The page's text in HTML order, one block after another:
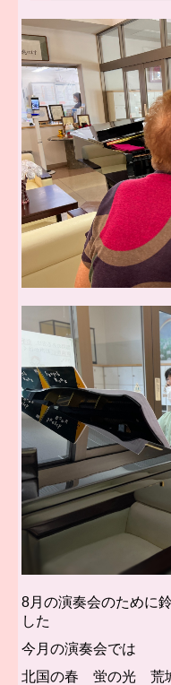
8月の演奏会のために
した
今月の演奏会では
北国の春 蛍の光 荒